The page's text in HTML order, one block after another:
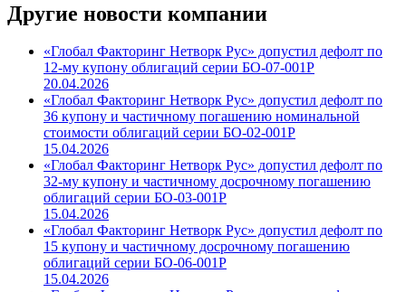
Другие новости компании
«Глобал Факторинг Нетворк Рус» допустил дефолт по
12-му купону облигаций серии БО-07-001P
20.04.2026
«Глобал Факторинг Нетворк Рус» допустил дефолт по
36 купону и частичному погашению номинальной
стоимости облигаций серии БО-02-001P
15.04.2026
«Глобал Факторинг Нетворк Рус» допустил дефолт по
32-му купону и частичному досрочному погашению
облигаций серии БО-03-001P
15.04.2026
«Глобал Факторинг Нетворк Рус» допустил дефолт по
15 купону и частичному досрочному погашению
облигаций серии БО-06-001P
15.04.2026